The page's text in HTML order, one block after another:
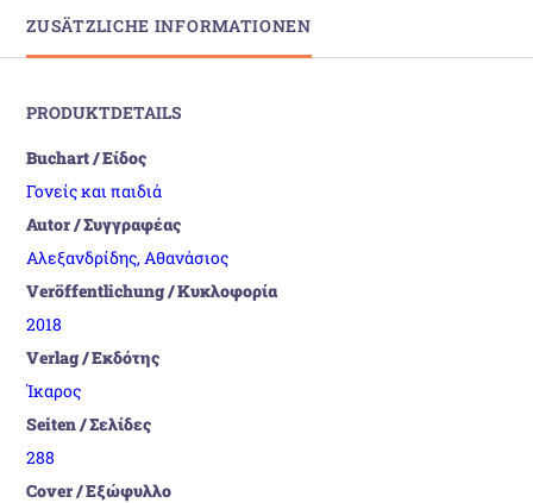
ZUSÄTZLICHE INFORMATIONEN
PRODUKTDETAILS
Buchart / Είδος
Γονείς και παιδιά
Autor / Συγγραφέας
Αλεξανδρίδης, Αθανάσιος
Veröffentlichung / Κυκλοφορία
2018
Verlag / Εκδότης
Ίκαρος
Seiten / Σελίδες
288
Cover / Εξώφυλλο